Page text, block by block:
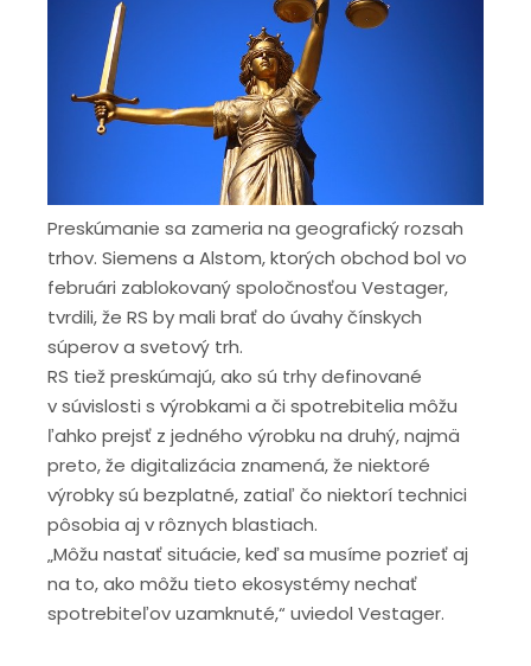
Preskúmanie sa zameria na geografický rozsah
trhov. Siemens a Alstom, ktorých obchod bol vo
februári zablokovaný spoločnosťou Vestager,
tvrdili, že RS by mali brať do úvahy čínskych
súperov a svetový trh.
RS tiež preskúmajú, ako sú trhy definované
v súvislosti s výrobkami a či spotrebitelia môžu
ľahko prejsť z jedného výrobku na druhý, najmä
preto, že digitalizácia znamená, že niektoré
výrobky sú bezplatné, zatiaľ čo niektorí technici
pôsobia aj v rôznych blastiach.
„Môžu nastať situácie, keď sa musíme pozrieť aj
na to, ako môžu tieto ekosystémy nechať
spotrebiteľov uzamknuté,“ uviedol Vestager.